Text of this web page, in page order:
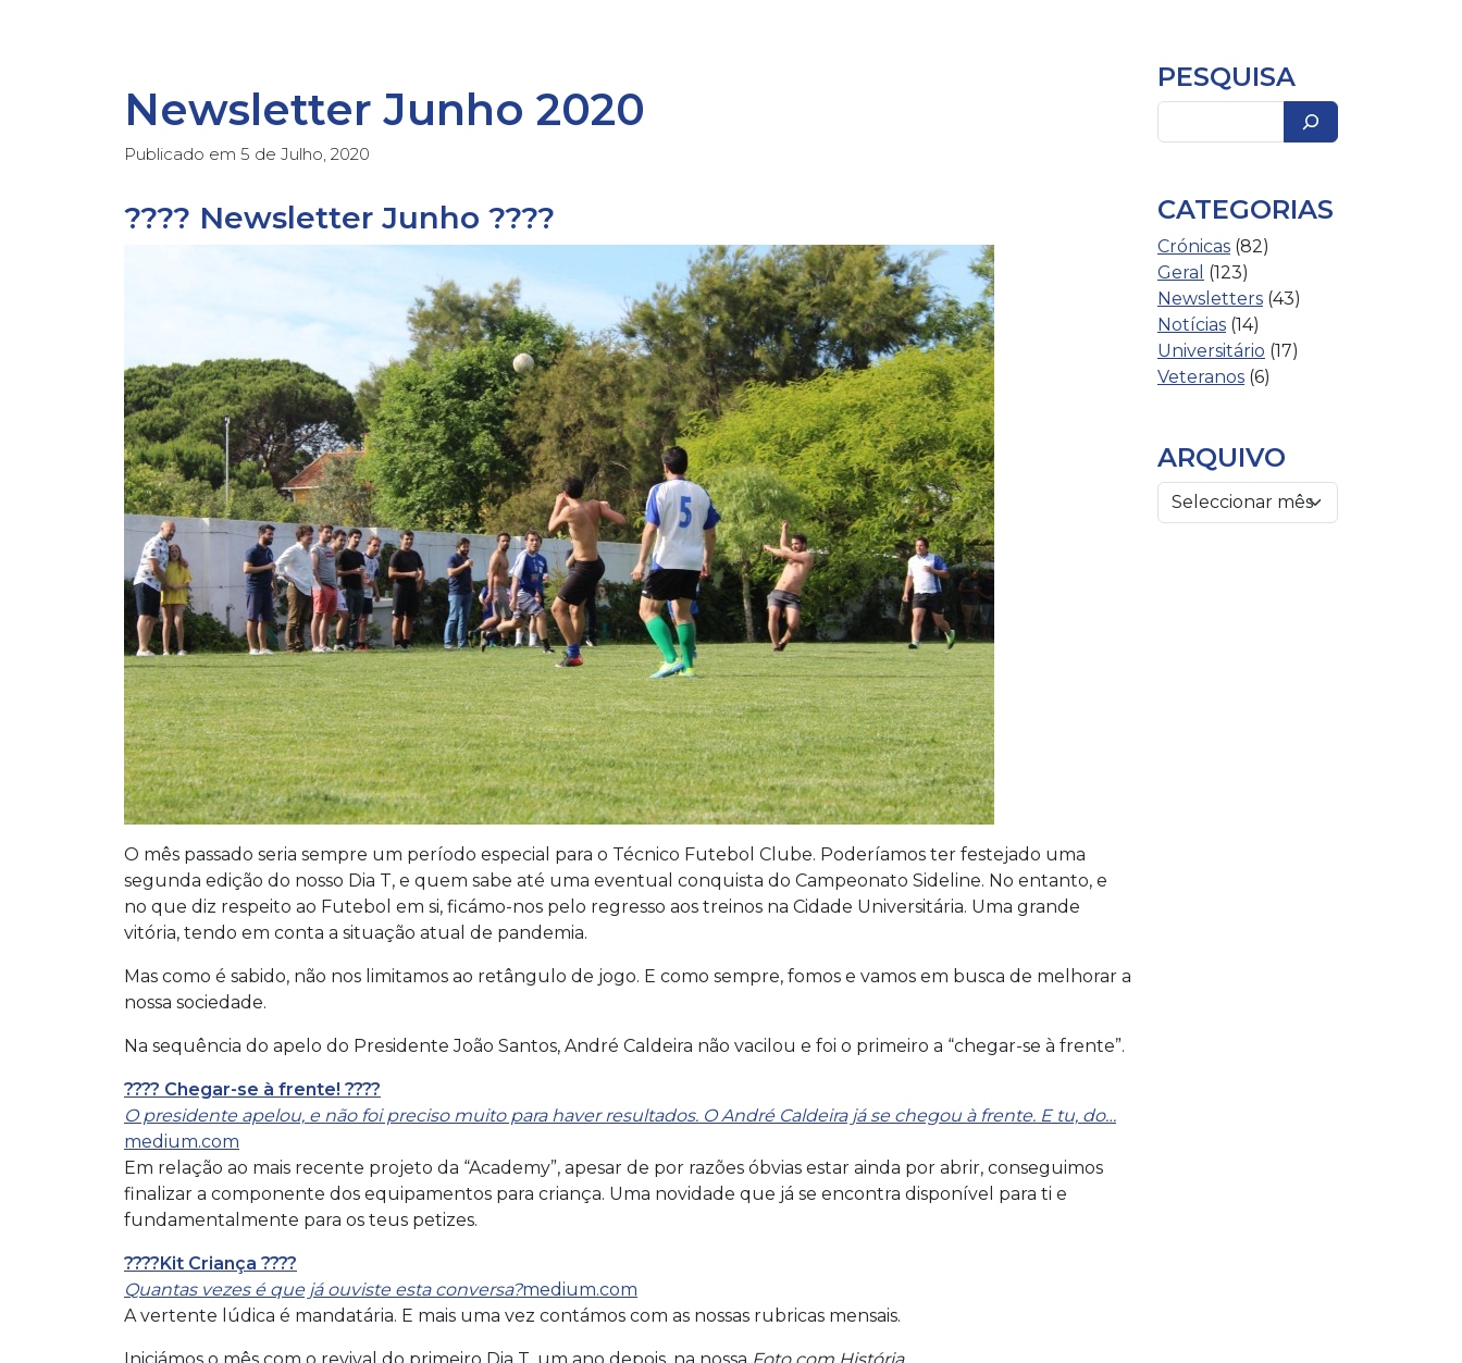
Newsletter Junho 2020
Publicado em 5 de Julho, 2020
????️ Newsletter Junho ????️
O mês passado seria sempre um período especial para o Técnico Futebol Clube. Poderíamos ter festejado uma
segunda edição do nosso Dia T, e quem sabe até uma eventual conquista do Campeonato Sideline. No entanto, e
no que diz respeito ao Futebol em si, ficámo-nos pelo regresso aos treinos na Cidade Universitária. Uma grande
vitória, tendo em conta a situação atual de pandemia.
Mas como é sabido, não nos limitamos ao retângulo de jogo. E como sempre, fomos e vamos em busca de melhorar a
nossa sociedade.
Na sequência do apelo do Presidente João Santos, André Caldeira não vacilou e foi o primeiro a “chegar-se à frente”.
???? Chegar-se à frente! ????
O presidente apelou, e não foi preciso muito para haver resultados. O André Caldeira já se chegou à frente. E tu, do…
medium.com
Em relação ao mais recente projeto da “Academy”, apesar de por razões óbvias estar ainda por abrir, conseguimos
finalizar a componente dos equipamentos para criança. Uma novidade que já se encontra disponível para ti e
fundamentalmente para os teus petizes.
????Kit Criança ????
Quantas vezes é que já ouviste esta conversa?medium.com
A vertente lúdica é mandatária. E mais uma vez contámos com as nossas rubricas mensais.
PESQUISA
CATEGORIAS
Crónicas (82)
Geral (123)
Newsletters (43)
Notícias (14)
Universitário (17)
Veteranos (6)
ARQUIVO